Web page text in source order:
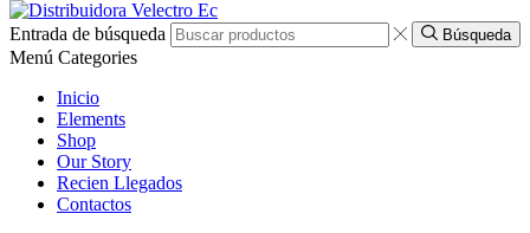
panel
panel
panel
Entrada de búsqueda Búsqueda
Menú Categories
Inicio
Elements
Shop
Our Story
Recien Llegados
Contactos